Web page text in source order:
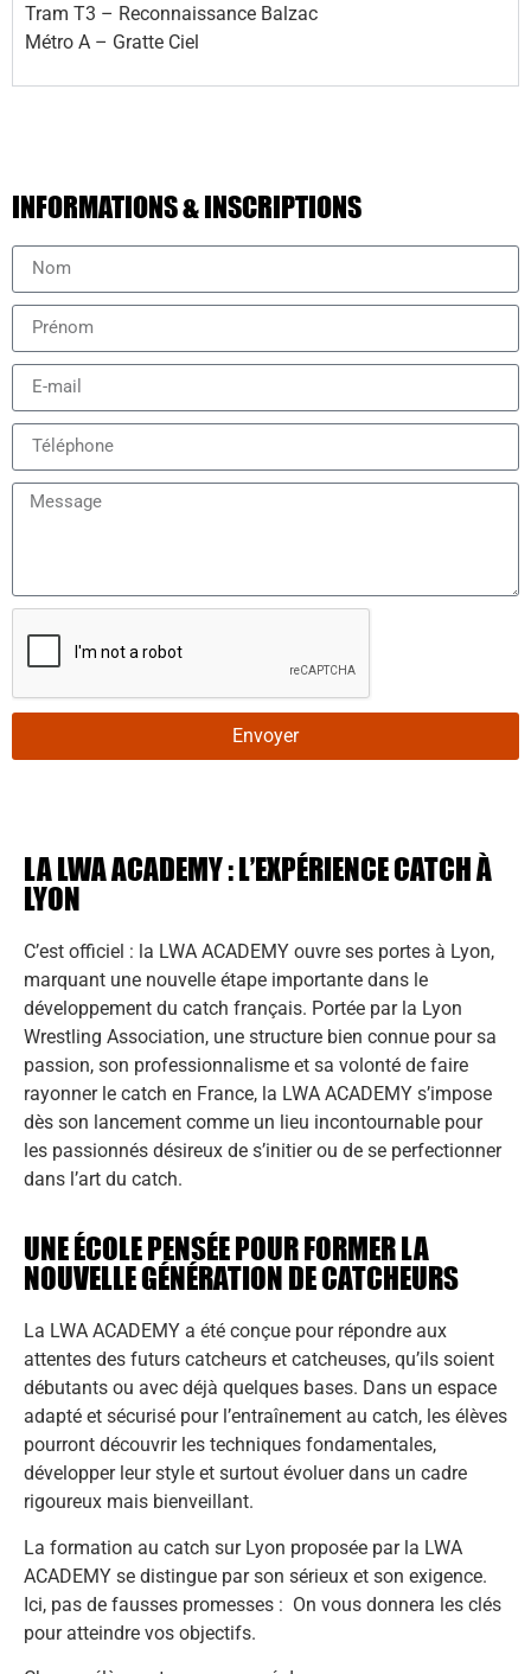
Tram T3 – Reconnaissance Balzac
Métro A – Gratte Ciel
INFORMATIONS & INSCRIPTIONS
Envoyer
LA LWA ACADEMY : L’EXPÉRIENCE CATCH À
LYON
C’est officiel : la LWA ACADEMY ouvre ses portes à Lyon,
marquant une nouvelle étape importante dans le
développement du catch français. Portée par la Lyon
Wrestling Association, une structure bien connue pour sa
passion, son professionnalisme et sa volonté de faire
rayonner le catch en France, la LWA ACADEMY s’impose
dès son lancement comme un lieu incontournable pour
les passionnés désireux de s’initier ou de se perfectionner
dans l’art du catch.
UNE ÉCOLE PENSÉE POUR FORMER LA
NOUVELLE GÉNÉRATION DE CATCHEURS
La LWA ACADEMY a été conçue pour répondre aux
attentes des futurs catcheurs et catcheuses, qu’ils soient
débutants ou avec déjà quelques bases. Dans un espace
adapté et sécurisé pour l’entraînement au catch, les élèves
pourront découvrir les techniques fondamentales,
développer leur style et surtout évoluer dans un cadre
rigoureux mais bienveillant.
La formation au catch sur Lyon proposée par la LWA
ACADEMY se distingue par son sérieux et son exigence.
Ici, pas de fausses promesses : On vous donnera les clés
pour atteindre vos objectifs.